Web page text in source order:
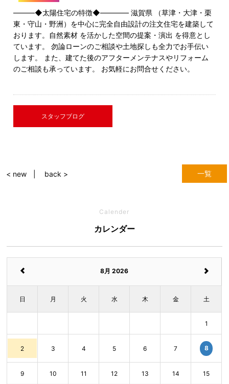
―――◆太陽住宅の特徴◆―――― 滋賀県 （草津・大津・栗
東・守山・野洲）を中心に完全自由設計の注文住宅を建築して
おります。自然素材 を活かした空間の提案・演出 を得意とし
ています。 勿論ローンのご相談や土地探しも全力でお手伝い
します。 また、建てた後のアフターメンテナスやリフォーム
のご相談も承っています。 お気軽にお問合せください。
スタッフブログ
一覧
< new back >
Calender
カレンダー
8月 2026
日 月 火 水 木 金 土
1
2 3 4 5 6 7 8
9 10 11 12 13 14 15